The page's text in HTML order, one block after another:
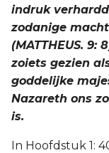
indruk
zodanige
(MATTHEUS.
zoiets gezien
goddelijke
Nazareth ons
is.
In Hoofdstuk 1: